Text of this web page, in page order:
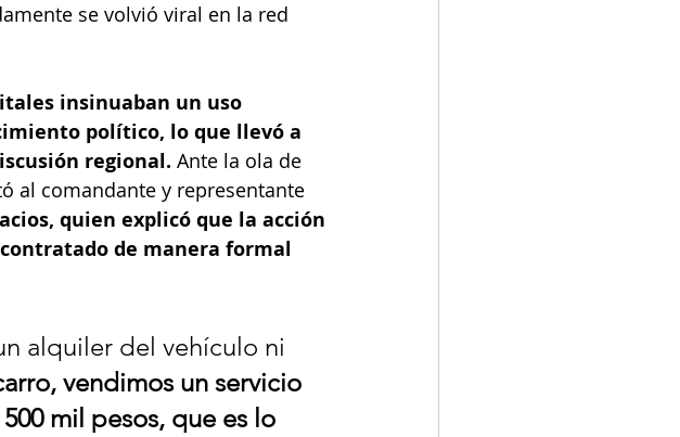
se volvió viral en la red
insinuaban un uso
político, lo que llevó a
regional. Ante la ola de
al comandante y representante
quien explicó que la acción
de manera formal
alquiler del vehículo ni
vendimos un servicio
mil pesos, que es lo